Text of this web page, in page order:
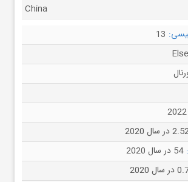
China
13
2022
سال 2020
54 در سال 2020
2020